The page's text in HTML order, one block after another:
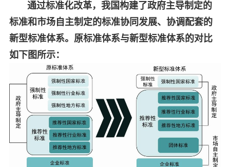
通过标准化改革，我国构建了政府主导制定的
标准和市场自主制定的标准协同发展、协调配套的
新型标准体系。原标准体系与新型标准体系的对比
如下图所示：